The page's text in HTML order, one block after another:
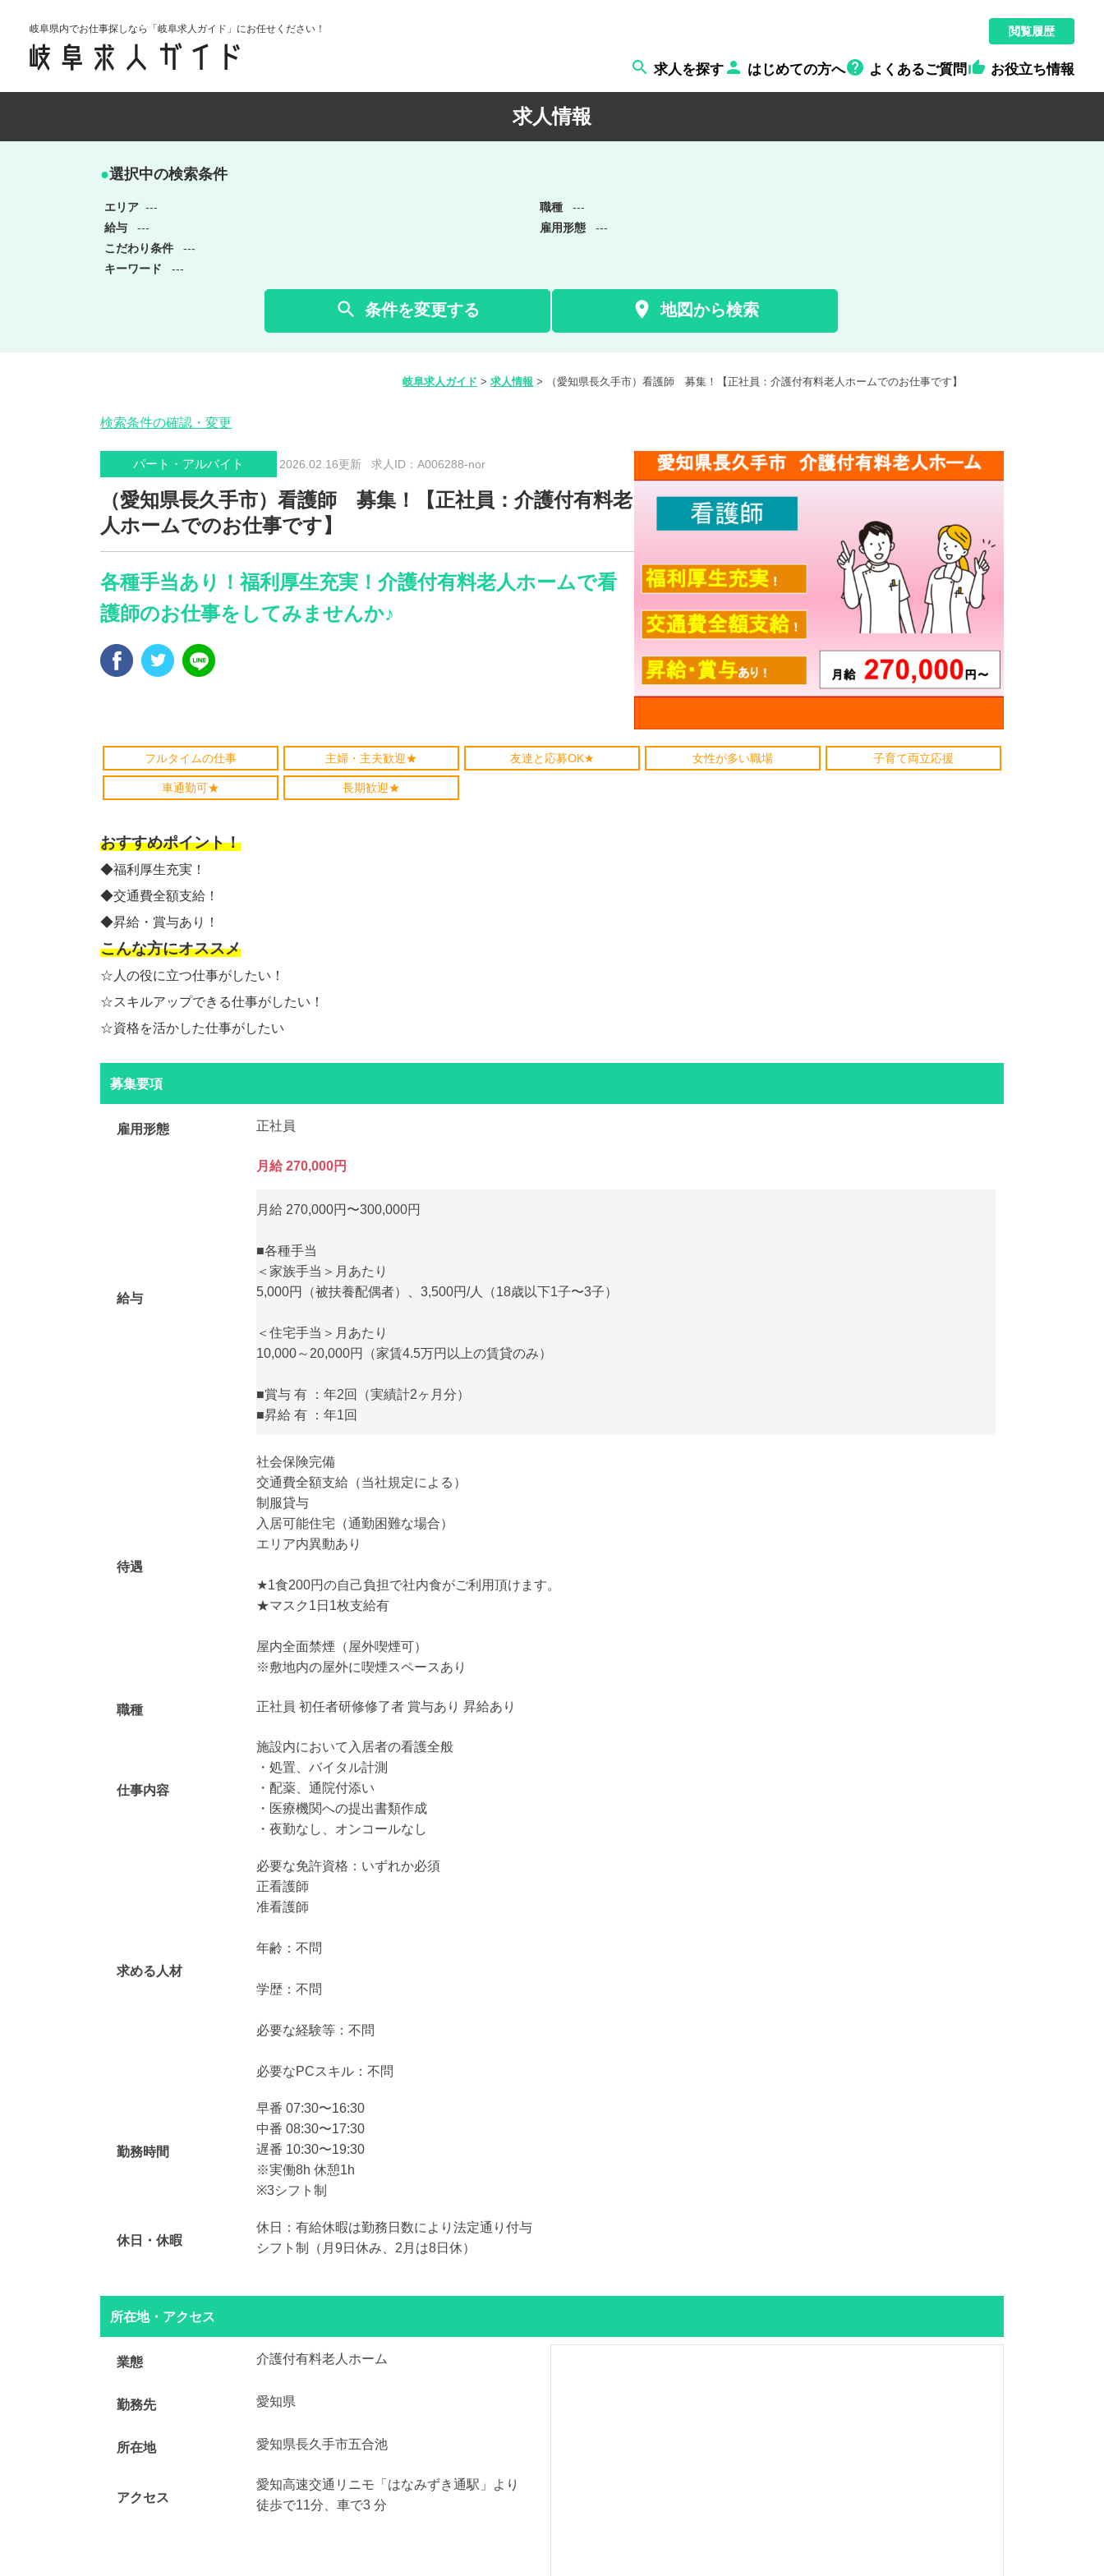
岐阜県内でお仕事探しなら「岐阜求人ガイド」にお任せください！ 閲覧履歴
 求人を探す  はじめての方へ よくあるご質問  お役立ち情報
求人情報
●選択中の検索条件
エリア --- 職種
---
給与
--- 雇用形態
---
こだわり条件
---
キーワード
---
 条件を変更する  地図から検索
岐阜求人ガイド > 求人情報 > （愛知県長久手市）看護師 募集！【正社員：介護付有料老人ホームでのお仕事です】
検索条件の確認・変更
パート・アルバイト 2026.02.16更新 求人ID：A006288-nor
（愛知県長久手市）看護師 募集！【正社員：介護付有料老
人ホームでのお仕事です】
各種手当あり！福利厚生充実！介護付有料老人ホームで看
護師のお仕事をしてみませんか♪
フルタイムの仕事 主婦・主夫歓迎★ 友達と応募OK★ 女性が多い職場 子育て両立応援
車通勤可★ 長期歓迎★
おすすめポイント！
◆福利厚生充実！
◆交通費全額支給！
◆昇給・賞与あり！
こんな方にオススメ
☆人の役に立つ仕事がしたい！
☆スキルアップできる仕事がしたい！
☆資格を活かした仕事がしたい
募集要項
雇用形態 正社員
給与
月給 270,000円
月給 270,000円〜300,000円
■各種手当
＜家族手当＞月あたり
5,000円（被扶養配偶者）、3,500円/人（18歳以下1子〜3子）
＜住宅手当＞月あたり
10,000～20,000円（家賃4.5万円以上の賃貸のみ）
■賞与 有 ：年2回（実績計2ヶ月分）
■昇給 有 ：年1回
待遇
社会保険完備
交通費全額支給（当社規定による）
制服貸与
入居可能住宅（通勤困難な場合）
エリア内異動あり
★1食200円の自己負担で社内食がご利用頂けます。
★マスク1日1枚支給有
屋内全面禁煙（屋外喫煙可）
※敷地内の屋外に喫煙スペースあり
職種 正社員 初任者研修修了者 賞与あり 昇給あり
仕事内容
施設内において入居者の看護全般
・処置、バイタル計測
・配薬、通院付添い
・医療機関への提出書類作成
・夜勤なし、オンコールなし
求める人材
必要な免許資格：いずれか必須
正看護師
准看護師
年齢：不問
学歴：不問
必要な経験等：不問
必要なPCスキル：不問
勤務時間
早番 07:30〜16:30
中番 08:30〜17:30
遅番 10:30〜19:30
※実働8h 休憩1h
※3シフト制
休日・休暇
休日：有給休暇は勤務日数により法定通り付与
シフト制（月9日休み、2月は8日休）
所在地・アクセス
業態 介護付有料老人ホーム
勤務先 愛知県
所在地 愛知県長久手市五合池
アクセス
愛知高速交通リニモ「はなみずき通駅」より
徒歩で11分、車で3 分